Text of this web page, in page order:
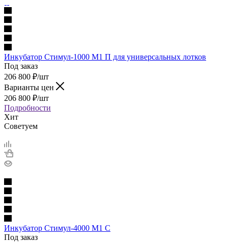
Инкубатор Стимул-1000 М1 П для универсальных лотков
Под заказ
206 800 ₽/шт
Варианты цен
206 800 ₽/шт
Подробности
Хит
Советуем
Инкубатор Стимул-4000 М1 С
Под заказ